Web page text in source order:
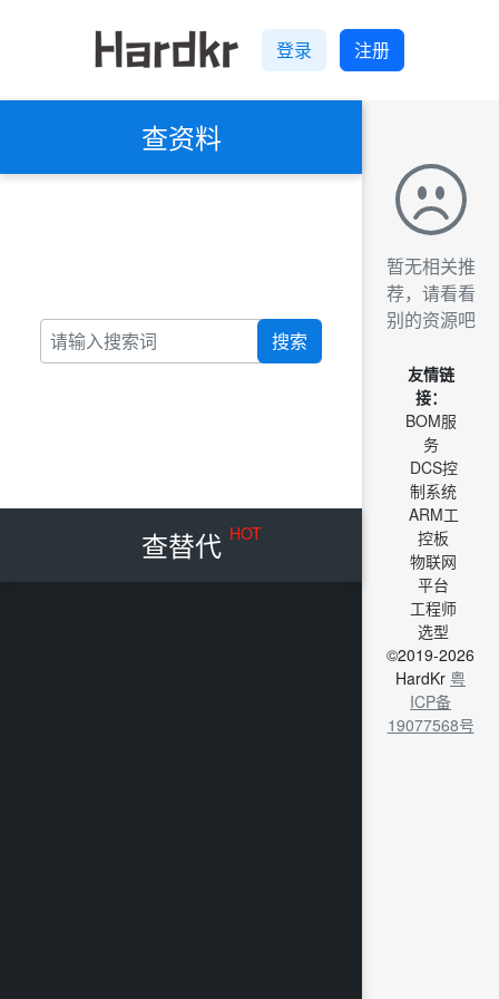
登录 注册
查资料
搜索
查替代 HOT
暂无相关推
荐，请看看
别的资源吧
友情链
接：
BOM服
务
DCS控
制系统
ARM工
控板
物联网
平台
工程师
选型
©2019-2026
HardKr 粤
ICP备
19077568号